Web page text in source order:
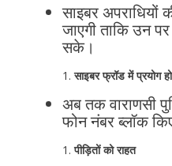
साइबर अपराधियों
जाएगी ताकि उन
सके।
साइबर फ्रॉड में प्रयोग
अब तक वाराणसी
फोन नंबर ब्लॉक
पीड़ितों को राहत